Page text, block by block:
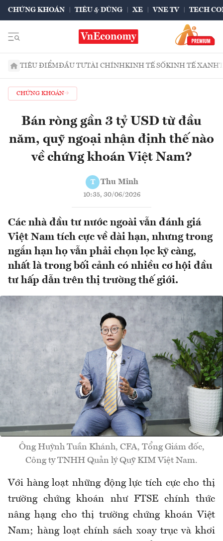
CHỨNG KHOÁN TIÊU & DÙNG XE VNE TV TECH
TIÊU ĐIỂMĐẦU TƯTÀI CHÍNHKINH TẾ SỐKINH TẾ XANH
CHỨNG KHOÁN
Bán ròng gần 3 tỷ USD từ đầu
năm, quỹ ngoại nhận định thế nào
về chứng khoán Việt Nam?
T Thu Minh
10:35, 30/06/2026
Các nhà đầu tư nước ngoài vẫn đánh giá
Việt Nam tích cực về dài hạn, nhưng trong
ngắn hạn họ vẫn phải chọn lọc kỹ càng,
nhất là trong bối cảnh có nhiều cơ hội đầu
tư hấp dẫn trên thị trường thế giới.
Ông Huỳnh Tuần Khánh, CFA, Tổng Giám đốc,
Công ty TNHH Quản lý Quỹ KIM Việt Nam.
Với hàng loạt những động lực tích cực cho thị
trường chứng khoán như FTSE chính thức
nâng hạng cho thị trường chứng khoán Việt
Nam; hàng loạt chính sách xoay trục và khơi